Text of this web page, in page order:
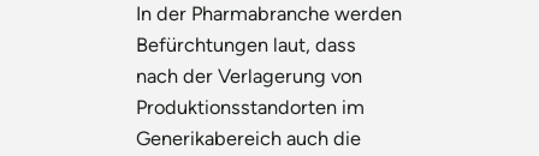
In der Pharmabranche werden
Befürchtungen laut, dass
nach der Verlagerung von
Produktionsstandorten im
Generikabereich auch die